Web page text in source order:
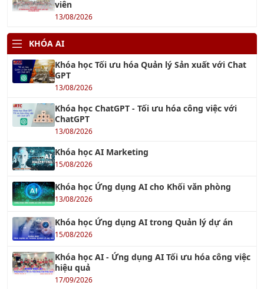
Khóa học Tối ưu hóa Quản lý Sản xuất với Chat
GPT
13/08/2026
Khóa học ChatGPT - Tối ưu hóa công việc với
ChatGPT
13/08/2026
Khóa học AI Marketing
15/08/2026
13/08/2026
15/08/2026
hiệu quả
17/09/2026